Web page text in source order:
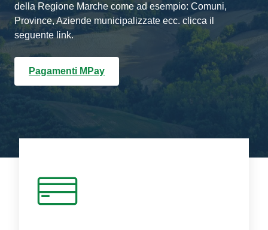
della Regione Marche come ad esempio: Comuni,
Province, Aziende municipalizzate ecc. clicca il
seguente link.
Pagamenti MPay